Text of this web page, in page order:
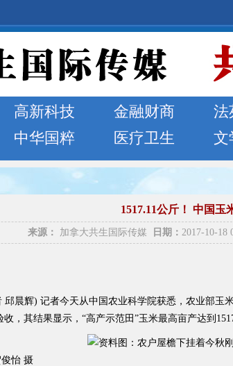
高新科技 金融财商 法
中华国粹 医疗卫生 文
1517.11公斤！ 中国玉
来源： 加拿大共生国际传媒 日期： 2017-10-18
辉) 记者今天从中国农业科学院获悉，农业部玉
，其结果显示，“高产示范田”玉米最高亩产达到
怡 摄